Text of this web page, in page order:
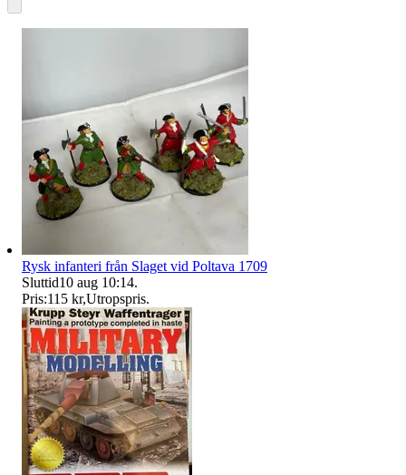
Rysk infanteri från Slaget vid Poltava 1709
Sluttid10 aug 10:14.
Pris:115 kr,Utropspris.